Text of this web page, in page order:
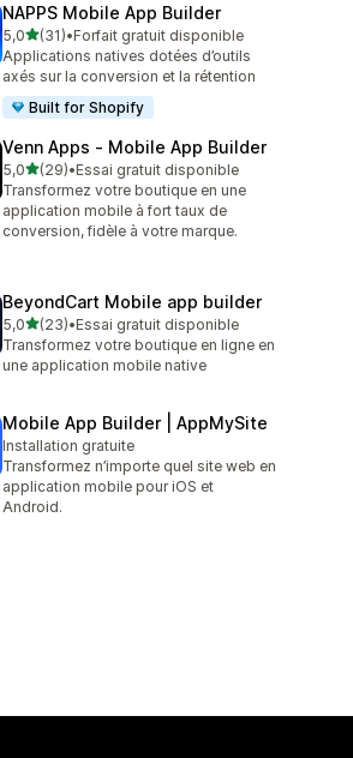
NAPPS Mobile App Builder
5,0étoile(s) sur 5
(31)
31 avis au total
•Forfait gratuit disponible
Applications natives dotées d’outils
axés sur la conversion et la rétention
Built for Shopify
Venn Apps ‑ Mobile App Builder
5,0étoile(s) sur 5
(29)
29 avis au total
•Essai gratuit disponible
Transformez votre boutique en une
application mobile à fort taux de
conversion, fidèle à votre marque.
BeyondCart Mobile app builder
5,0étoile(s) sur 5
(23)
23 avis au total
•Essai gratuit disponible
Transformez votre boutique en ligne en
une application mobile native
Mobile App Builder | AppMySite
Installation gratuite
Transformez n’importe quel site web en
application mobile pour iOS et
Android.